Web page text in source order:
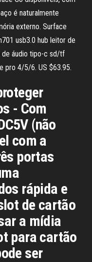
é naturalmente
externo. Surface
usb3.0 hub leitor de
de áudio tipo-c sd/tf
pro 4/5/6. US $63.95.
- Com
(não
com a
portas
rápida e
de cartão
a mídia
para cartão
ser